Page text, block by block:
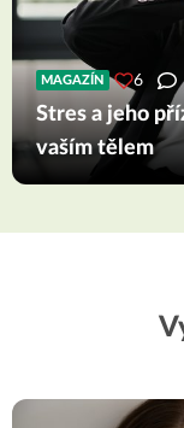
MAGAZÍN 6
Stres a jeho
vaším tělem